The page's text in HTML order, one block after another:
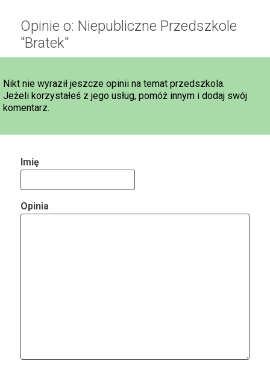
Opinie o: Niepubliczne Przedszkole
"Bratek"
Nikt nie wyraził jeszcze opinii na temat przedszkola.
Jeżeli korzystałeś z jego usług, pomóż innym i dodaj swój
komentarz.
Imię
Opinia